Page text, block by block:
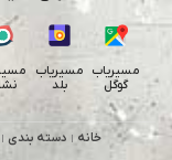
مسیریاب
گوگل
مسیریاب
بلد
خانه دسته بندی